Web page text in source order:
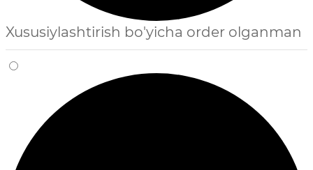
Xususiylashtirish bo'yicha order olganman